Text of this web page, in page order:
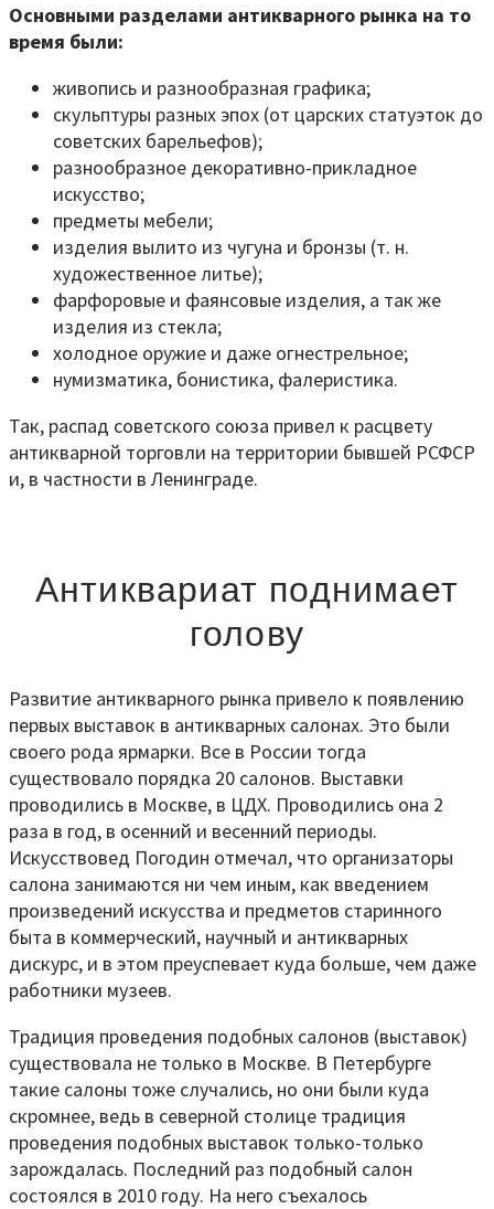
Основными разделами антикварного рынка на то
время были:
живопись и разнообразная графика;
скульптуры разных эпох (от царских статуэток до
советских барельефов);
разнообразное декоративно-прикладное
искусство;
предметы мебели;
изделия вылито из чугуна и бронзы (т. н.
художественное литье);
фарфоровые и фаянсовые изделия, а так же
изделия из стекла;
холодное оружие и даже огнестрельное;
нумизматика, бонистика, фалеристика.
Так, распад советского союза привел к расцвету
антикварной торговли на территории бывшей РСФСР
и, в частности в Ленинграде.
Антиквариат поднимает
голову
Развитие антикварного рынка привело к появлению
первых выставок в антикварных салонах. Это были
своего рода ярмарки. Все в России тогда
существовало порядка 20 салонов. Выставки
проводились в Москве, в ЦДХ. Проводились она 2
раза в год, в осенний и весенний периоды.
Искусствовед Погодин отмечал, что организаторы
салона занимаются ни чем иным, как введением
произведений искусства и предметов старинного
быта в коммерческий, научный и антикварных
дискурс, и в этом преуспевает куда больше, чем даже
работники музеев.
Традиция проведения подобных салонов (выставок)
существовала не только в Москве. В Петербурге
такие салоны тоже случались, но они были куда
скромнее, ведь в северной столице традиция
проведения подобных выставок только-только
зарождалась. Последний раз подобный салон
состоялся в 2010 году. На него съехалось